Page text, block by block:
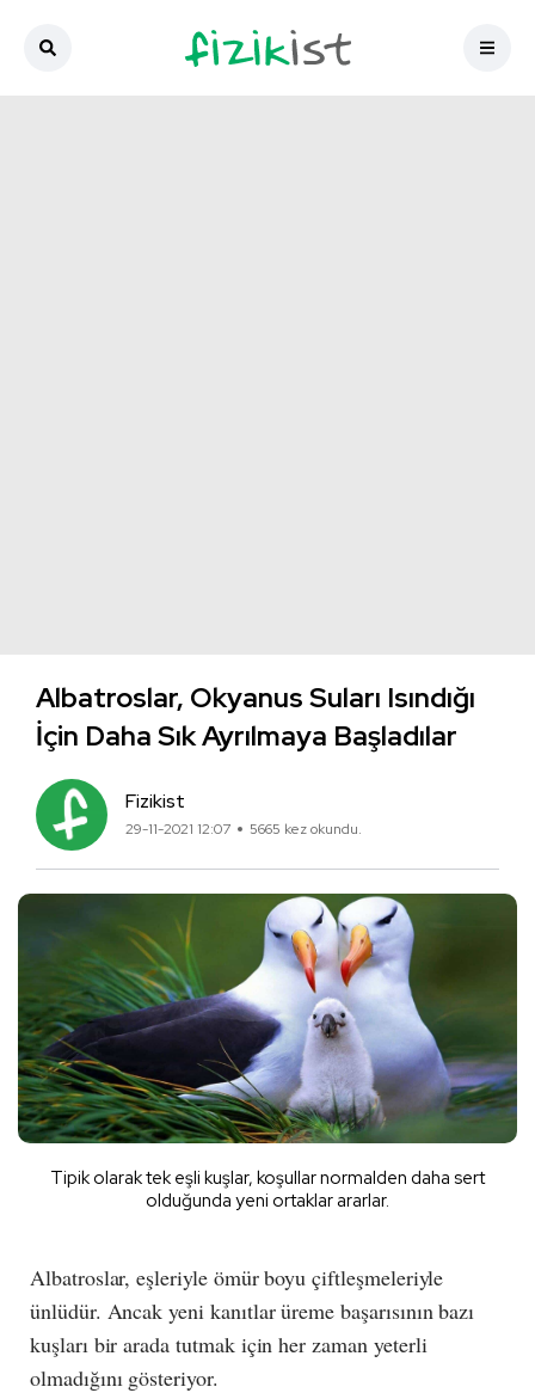
Albatroslar, Okyanus Suları Isındığı
İçin Daha Sık Ayrılmaya Başladılar
Fizikist
29-11-2021 12:07 5665 kez okundu.
Tipik olarak tek eşli kuşlar, koşullar normalden daha sert
olduğunda yeni ortaklar ararlar.
Albatroslar, eşleriyle ömür boyu çiftleşmeleriyle
ünlüdür. Ancak yeni kanıtlar üreme başarısının bazı
kuşları bir arada tutmak için her zaman yeterli
olmadığını gösteriyor.